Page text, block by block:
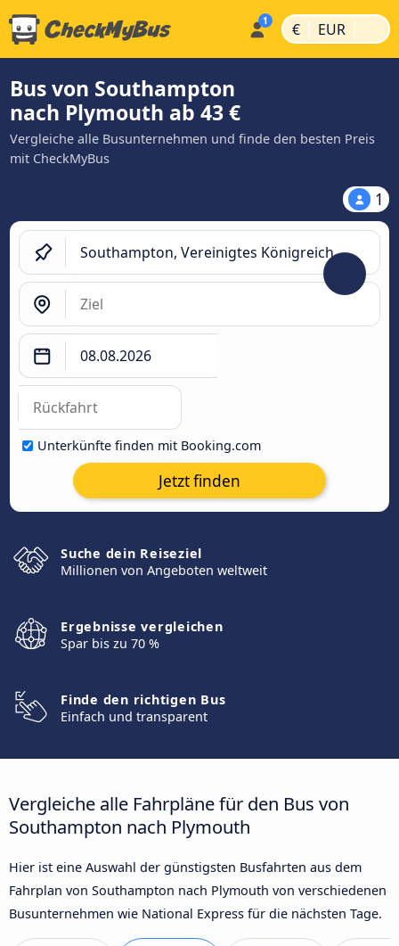
€ | EUR |
Bus von Southampton
nach Plymouth ab 43 €
Vergleiche alle Busunternehmen und finde den besten Preis
mit CheckMyBus
1
Unterkünfte finden mit Booking.com
Jetzt finden
Suche dein Reiseziel
Millionen von Angeboten weltweit
Ergebnisse vergleichen
Spar bis zu 70 %
Finde den richtigen Bus
Einfach und transparent
Vergleiche alle Fahrpläne für den Bus von
Southampton nach Plymouth
Hier ist eine Auswahl der günstigsten Busfahrten aus dem
Fahrplan von Southampton nach Plymouth von verschiedenen
Busunternehmen wie National Express für die nächsten Tage.